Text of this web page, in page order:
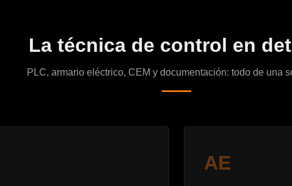
La técnica de control en
PLC, armario eléctrico, CEM y documentación: todo de una
AE